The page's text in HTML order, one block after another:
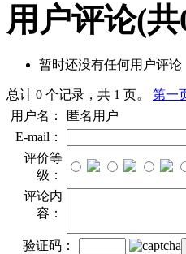
用户评论(共
暂时还没有任何用户评论
总计 0 个记录，共 1 页。 第一
用户名：
匿名用户
E-mail：
评价等
级：
评论内
容：
验证码：